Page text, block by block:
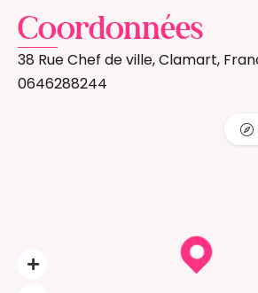
Coordonnées
38 Rue Chef de ville, Clamart,
0646288244